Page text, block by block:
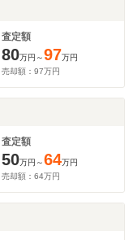
査定額
80万円～97万円
売却額： 97万円
査定額
50万円～64万円
売却額： 64万円